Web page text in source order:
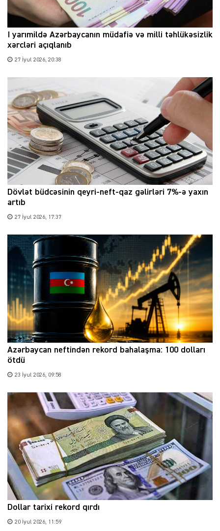
I yarımildə Azərbaycanın müdafiə və milli təhlükəsizlik
xərcləri açıqlanıb
27 İyul 2026, 20:38
Dövlət büdcəsinin qeyri-neft-qaz gəlirləri 7%-ə yaxın
artıb
27 İyul 2026, 17:37
Azərbaycan neftindən rekord bahalaşma: 100 dolları
ötdü
23 İyul 2026, 09:58
Dollar tarixi rekord qırdı
20 İyul 2026, 11:59